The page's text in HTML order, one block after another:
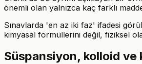
önemli olan yalnızca kaç farklı
Sınavlarda 'en az iki faz' ifadesi
kimyasal formüllerini değil, fiziksel
Süspansiyon, kolloid ve